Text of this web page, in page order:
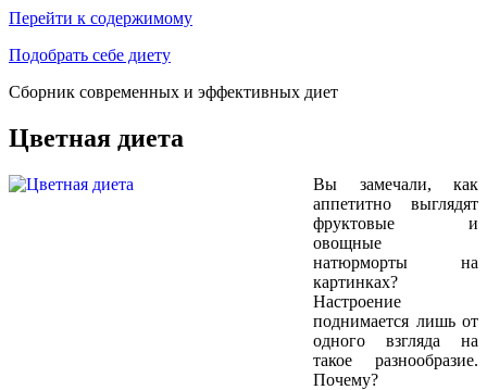
Перейти к содержимому
Подобрать себе диету
Сборник современных и эффективных диет
Цветная диета
Вы замечали, как
аппетитно выглядят
фруктовые и
овощные
натюрморты на
картинках?
Настроение
поднимается лишь от
одного взгляда на
такое разнообразие.
Почему?